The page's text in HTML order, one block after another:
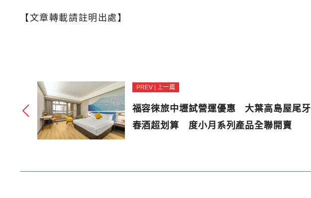
【文章轉載請註明出處】
PREV | 上一篇
福容徠旅中壢試營運優惠 大葉高島屋尾牙
春酒超划算 度小月系列產品全聯開賣